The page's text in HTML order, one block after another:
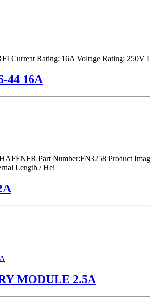
Rating: 16A Voltage Rating: 250V
44 16A
Part Number:FN3258 Product
Length / Hei
MODULE 2.5A